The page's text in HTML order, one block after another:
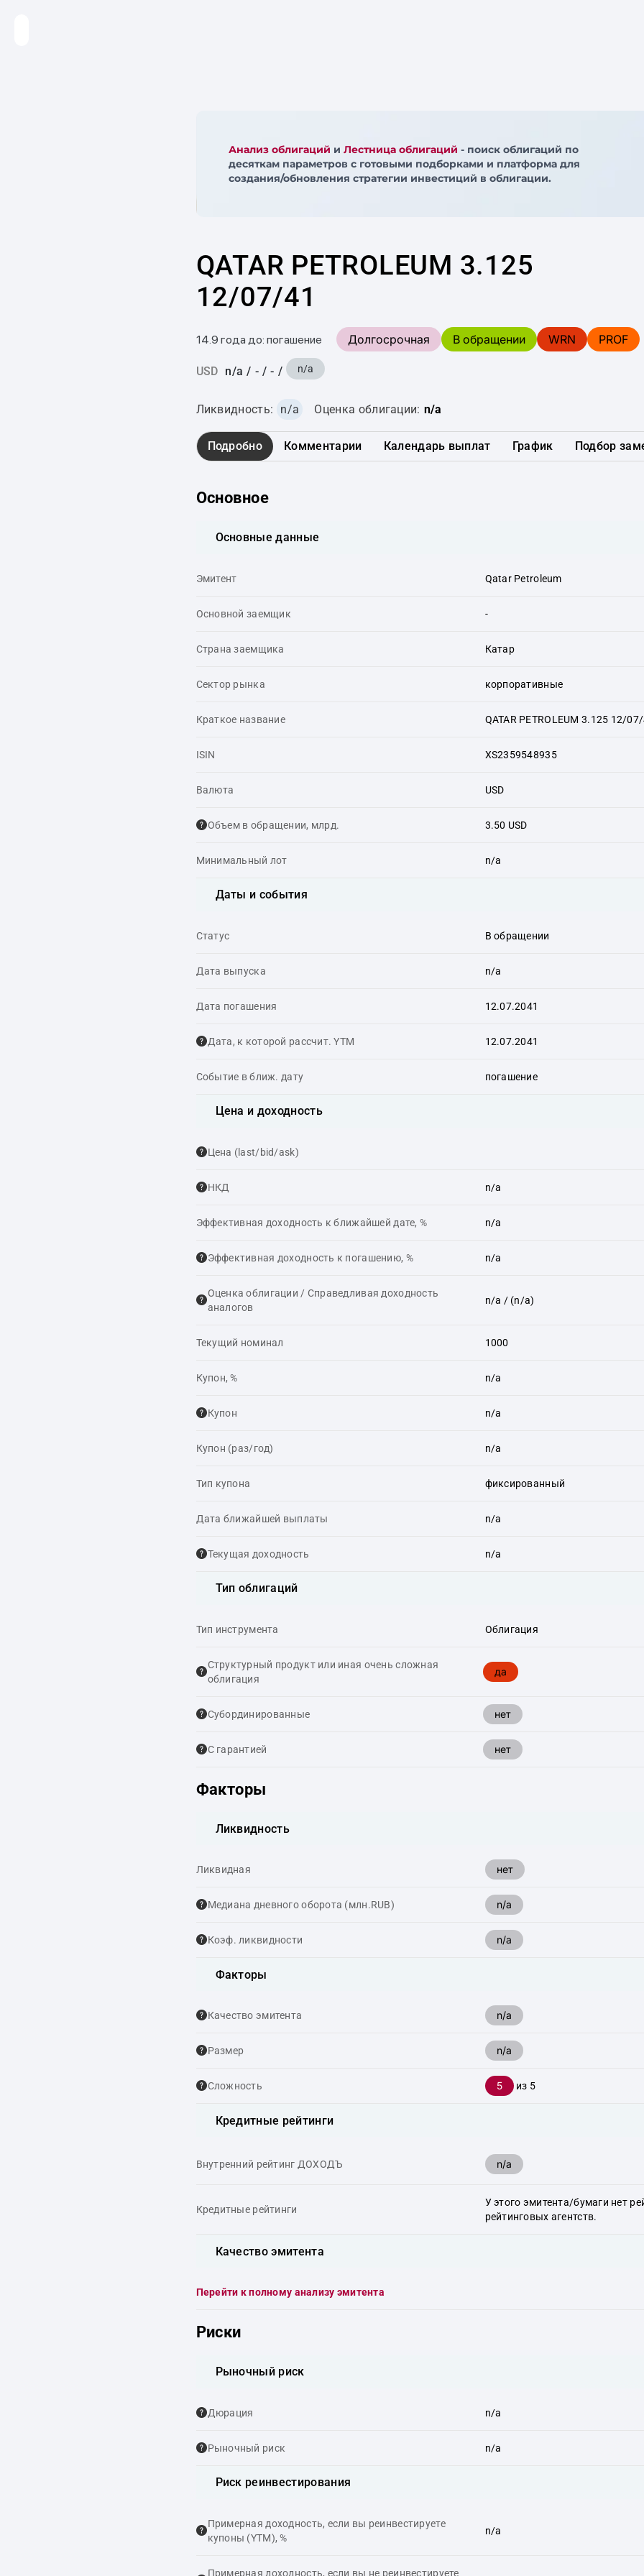
Анализ облигаций и Лестница облигаций - поиск облигаций по
десяткам параметров с готовыми подборками и платформа для
создания/обновления стратегии инвестиций в облигации.
QATAR PETROLEUM 3.125
12/07/41
14.9 года до: погашение Долгосрочная В обращении WRN PROF
USD n/a / - / - / n/a
Ликвидность: n/a Оценка облигации: n/a
Подробно Комментарии Календарь выплат График Подбор
Основное
Основные данные
Эмитент Qatar Petroleum
Основной заемщик -
Страна заемщика Катар
Сектор рынка корпоративные
Краткое название QATAR PETROLEUM 3.125 12/
ISIN XS2359548935
Валюта USD
Объем в обращении, млрд. 3.50 USD
Минимальный лот n/a
Даты и события
Статус В обращении
Дата выпуска n/a
Дата погашения 12.07.2041
Дата, к которой рассчит. YTM 12.07.2041
Событие в ближ. дату погашение
Цена и доходность
Цена (last/bid/ask)
НКД n/a
Эффективная доходность к ближайшей дате, % n/a
Эффективная доходность к погашению, % n/a
Оценка облигации / Справедливая доходность
аналогов
n/a / (n/a)
Текущий номинал 1000
Купон, % n/a
Купон n/a
Купон (раз/год) n/a
Тип купона фиксированный
Дата ближайшей выплаты n/a
Текущая доходность n/a
Тип облигаций
Тип инструмента Облигация
Структурный продукт или иная очень сложная
облигация
да
Cубординированные нет
С гарантией нет
Факторы
Ликвидность
Ликвидная нет
Медиана дневного оборота (млн.RUB) n/a
Коэф. ликвидности n/a
Факторы
Качество эмитента n/a
Размер n/a
Сложность 5 из 5
Кредитные рейтинги
Внутренний рейтинг ДОХОДЪ n/a
Кредитные рейтинги
У этого эмитента/бумаги нет
рейтинговых агентств.
Качество эмитента
Перейти к полному анализу эмитента
Риски
Рыночный риск
Дюрация n/a
Рыночный риск n/a
Риск реинвестирования
Примерная доходность, если вы реинвестируете
купоны (YTM), %
n/a
Примерная доходность, если вы не реинвестируете